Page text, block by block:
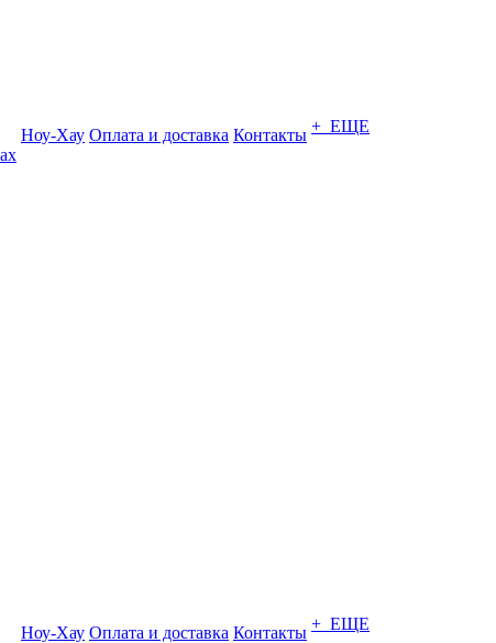
Ноу-Хау Оплата и доставка Контакты + ЕЩЕ
Ноу-Хау Оплата и доставка Контакты + ЕЩЕ